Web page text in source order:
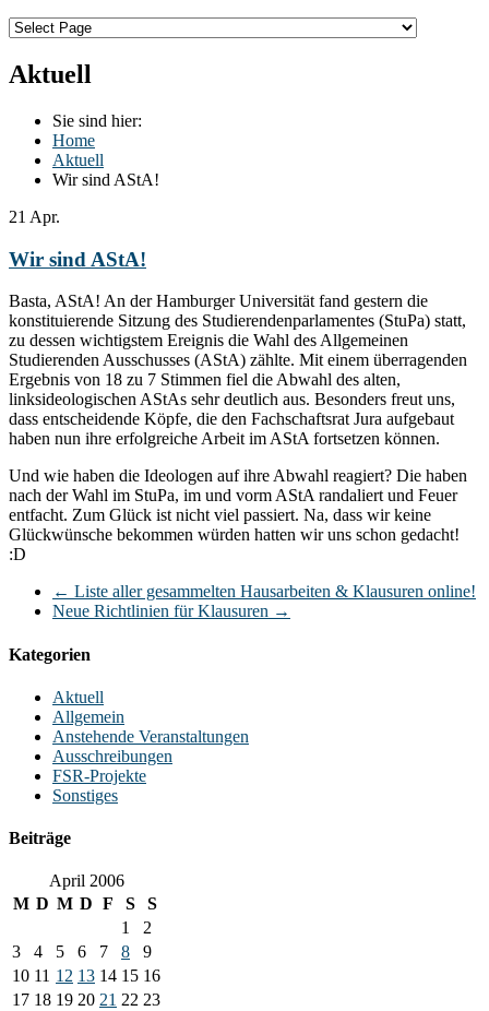
Aktuell
Sie sind hier:
Home
Aktuell
Wir sind AStA!
21 Apr.
Wir sind AStA!
Basta, AStA! An der Hamburger Universität fand gestern die
konstituierende Sitzung des Studierendenparlamentes (StuPa) statt,
zu dessen wichtigstem Ereignis die Wahl des Allgemeinen
Studierenden Ausschusses (AStA) zählte. Mit einem überragenden
Ergebnis von 18 zu 7 Stimmen fiel die Abwahl des alten,
linksideologischen AStAs sehr deutlich aus. Besonders freut uns,
dass entscheidende Köpfe, die den Fachschaftsrat Jura aufgebaut
haben nun ihre erfolgreiche Arbeit im AStA fortsetzen können.
Und wie haben die Ideologen auf ihre Abwahl reagiert? Die haben
nach der Wahl im StuPa, im und vorm AStA randaliert und Feuer
entfacht. Zum Glück ist nicht viel passiert. Na, dass wir keine
Glückwünsche bekommen würden hatten wir uns schon gedacht!
:D
← Liste aller gesammelten Hausarbeiten & Klausuren online!
Neue Richtlinien für Klausuren →
Kategorien
Aktuell
Allgemein
Anstehende Veranstaltungen
Ausschreibungen
FSR-Projekte
Sonstiges
Beiträge
April 2006
M D M D F S
S
1
2
3
4 5 6 7 8
9
10 11 12 13 14 15 16
17 18 19 20 21 22 23